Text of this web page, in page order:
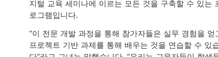
지털 교육 세미나에 이르는 모든 것을 구축할 수 있는
로그램입니다.
“이 전문 개발 과정을 통해 참가자들은 실무 경험을 얻
프로젝트 기반 과제를 통해 배우는 것을 연습할 수 있